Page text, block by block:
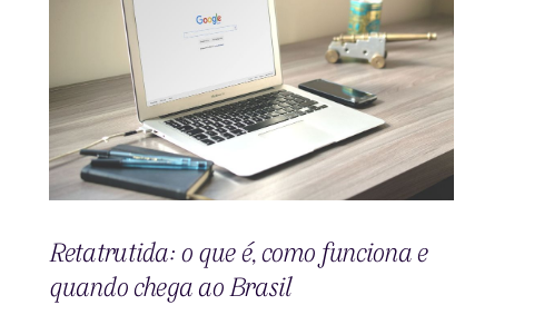
Retatrutida: o que é, como funciona e
quando chega ao Brasil